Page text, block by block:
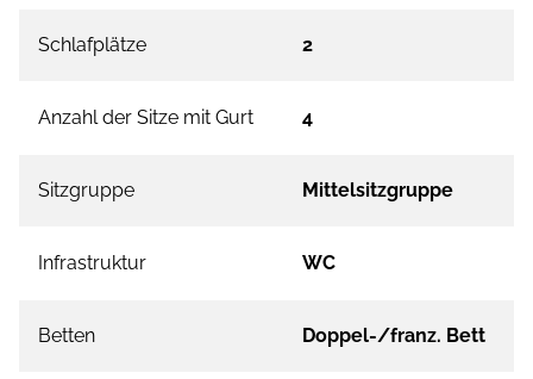
Schlafplätze 2
Anzahl der Sitze mit Gurt 4
Sitzgruppe Mittelsitzgruppe
Infrastruktur WC
Betten Doppel-/franz. Bett